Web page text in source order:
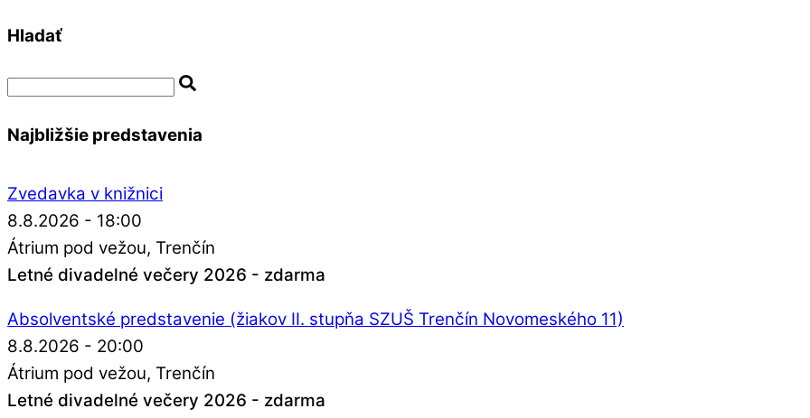
Hladať
Najbližšie predstavenia
Zvedavka v knižnici
8.8.2026 - 18:00
Átrium pod vežou Trenčín
Letné divadelné večery 2026 - zdarma
Absolventské predstavenie (žiakov II. stupňa SZUŠ Trenčín Novomeského 11)
8.8.2026 - 20:00
Átrium pod vežou Trenčín
Letné divadelné večery 2026 - zdarma